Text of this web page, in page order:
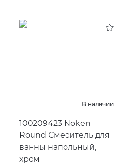
В наличии
100209423 Noken
Round Смеситель для
ванны напольный,
хром